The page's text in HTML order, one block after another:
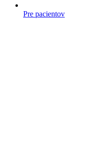
Pre pacientov